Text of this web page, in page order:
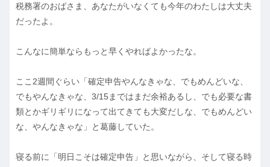
税務署のおばさま、あなたがいなくても今年のわたしは大丈夫
だったよ。
こんなに簡単ならもっと早くやればよかったな。
ここ2週間ぐらい「確定申告やんなきゃな、でもめんどいな、
でもやんなきゃな、3/15まではまだ余裕あるし、でも必要な書
類とかギリギリになって出てきても大変だしな、でもめんどい
な、やんなきゃな」と葛藤していた。
寝る前に「明日こそは確定申告」と思いながら、そして寝る時